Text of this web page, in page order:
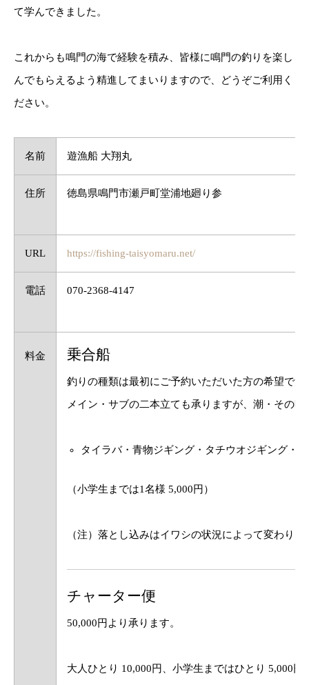
て学んできました。
これからも鳴門の海で経験を積み、皆様に鳴門の釣りを楽し
んでもらえるよう精進してまいりますので、どうぞご利用く
ださい。
名前 遊漁船 大翔丸
住所 徳島県鳴門市瀬戸町堂浦地廻り参
URL https://fishing-taisyomaru.net/
電話 070-2368-4147
料金 乗合船
釣りの種類は最初にご予約いただいた方の希望で決
メイン・サブの二本立ても承りますが、潮・その
タイラバ・青物ジギング・タチウオジギング・
（小学生までは1名様 5,000円）
（注）落とし込みはイワシの状況によって変わり
チャーター便
50,000円より承ります。
大人ひとり 10,000円、小学生まではひとり 5,000